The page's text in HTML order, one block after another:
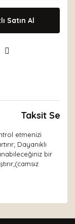
Satın Al
Taksit
etmenizi
Dayanıklı
bir